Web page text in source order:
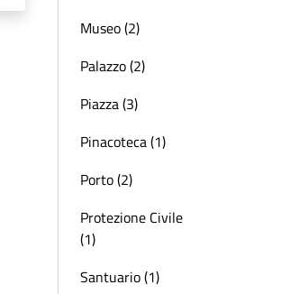
Museo (2)
Palazzo (2)
Piazza (3)
Pinacoteca (1)
Porto (2)
Protezione Civile
(1)
Santuario (1)